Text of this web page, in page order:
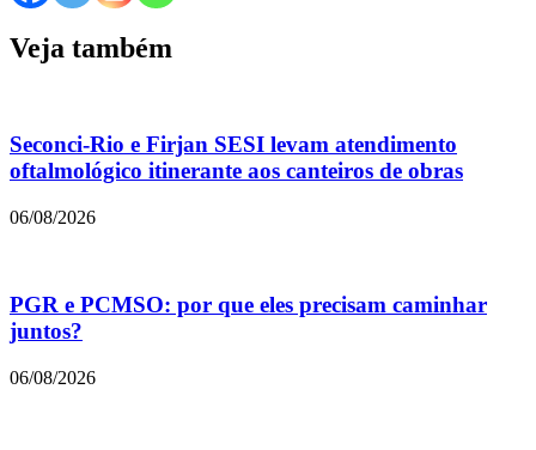
Veja também
Seconci-Rio e Firjan SESI levam atendimento
oftalmológico itinerante aos canteiros de obras
06/08/2026
PGR e PCMSO: por que eles precisam caminhar
juntos?
06/08/2026